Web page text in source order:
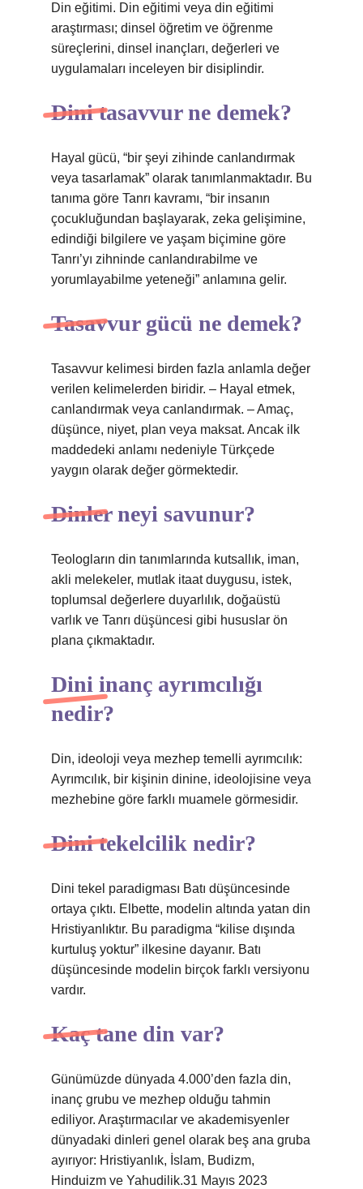
Din eğitimi. Din eğitimi veya din eğitimi
araştırması; dinsel öğretim ve öğrenme
süreçlerini, dinsel inançları, değerleri ve
uygulamaları inceleyen bir disiplindir.
Dini tasavvur ne demek?
Hayal gücü, “bir şeyi zihinde canlandırmak
veya tasarlamak” olarak tanımlanmaktadır. Bu
tanıma göre Tanrı kavramı, “bir insanın
çocukluğundan başlayarak, zeka gelişimine,
edindiği bilgilere ve yaşam biçimine göre
Tanrı’yı ​​zihninde canlandırabilme ve
yorumlayabilme yeteneği” anlamına gelir.
Tasavvur gücü ne demek?
Tasavvur kelimesi birden fazla anlamla değer
verilen kelimelerden biridir. – Hayal etmek,
canlandırmak veya canlandırmak. – Amaç,
düşünce, niyet, plan veya maksat. Ancak ilk
maddedeki anlamı nedeniyle Türkçede
yaygın olarak değer görmektedir.
Dinler neyi savunur?
Teologların din tanımlarında kutsallık, iman,
akli melekeler, mutlak itaat duygusu, istek,
toplumsal değerlere duyarlılık, doğaüstü
varlık ve Tanrı düşüncesi gibi hususlar ön
plana çıkmaktadır.
Dini inanç ayrımcılığı
nedir?
Din, ideoloji veya mezhep temelli ayrımcılık:
Ayrımcılık, bir kişinin dinine, ideolojisine veya
mezhebine göre farklı muamele görmesidir.
Dini tekelcilik nedir?
Dini tekel paradigması Batı düşüncesinde
ortaya çıktı. Elbette, modelin altında yatan din
Hristiyanlıktır. Bu paradigma “kilise dışında
kurtuluş yoktur” ilkesine dayanır. Batı
düşüncesinde modelin birçok farklı versiyonu
vardır.
Kaç tane din var?
Günümüzde dünyada 4.000’den fazla din,
inanç grubu ve mezhep olduğu tahmin
ediliyor. Araştırmacılar ve akademisyenler
dünyadaki dinleri genel olarak beş ana gruba
ayırıyor: Hristiyanlık, İslam, Budizm,
Hinduizm ve Yahudilik.31 Mayıs 2023